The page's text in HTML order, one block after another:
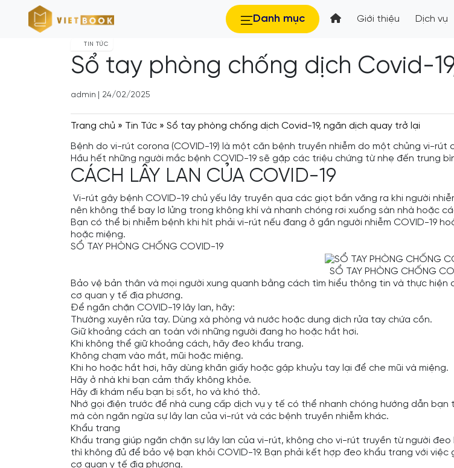
Danh mục Giới thiệu Dịch vụ
TIN TỨC
Sổ tay phòng chống dịch Covid-
admin 24/02/2025
Trang chủ » Tin Tức » Sổ tay phòng chống dịch Covid-19, ngăn dịch quay trở lại
Bệnh do vi-rút corona (COVID-19) là một căn bệnh truyền nhiễm do một chủng vi-rút
Hầu hết những người mắc bệnh COVID-19 sẽ gặp các triệu chứng từ nhẹ đến trung
CÁCH LÂY LAN CỦA COVID-19
Vi-rút gây bệnh COVID-19 chủ yếu lây truyền qua các giọt bắn văng ra khi người
nên không thể bay lơ lửng trong không khí và nhanh chóng rơi xuống sàn nhà hoặc
Bạn có thể bị nhiễm bệnh khi hít phải vi-rút nếu đang ở gần người nhiễm COVID-19
hoặc miệng.
SỔ TAY PHÒNG CHỐNG COVID-19
SỔ TAY PHÒNG CHỐNG
Bảo vệ bản thân và mọi người xung quanh bằng cách tìm hiểu thông tin và thực
cơ quan y tế địa phương.
Để ngăn chặn COVID-19 lây lan, hãy:
Thường xuyên rửa tay. Dùng xà phòng và nước hoặc dung dịch rửa tay chứa cồn.
Giữ khoảng cách an toàn với những người đang ho hoặc hắt hơi.
Khi không thể giữ khoảng cách, hãy đeo khẩu trang.
Không chạm vào mắt, mũi hoặc miệng.
Khi ho hoặc hắt hơi, hãy dùng khăn giấy hoặc gập khuỷu tay lại để che mũi và miệng.
Hãy ở nhà khi bạn cảm thấy không khỏe.
Hãy đi khám nếu bạn bị sốt, ho và khó thở.
Nhớ gọi điện trước để nhà cung cấp dịch vụ y tế có thể nhanh chóng hướng dẫn
mà còn ngăn ngừa sự lây lan của vi-rút và các bệnh truyền nhiễm khác.
Khẩu trang
Khẩu trang giúp ngăn chặn sự lây lan của vi-rút, không cho vi-rút truyền từ người
thì không đủ để bảo vệ bạn khỏi COVID-19. Bạn phải kết hợp đeo khẩu trang với
cơ quan y tế địa phương.